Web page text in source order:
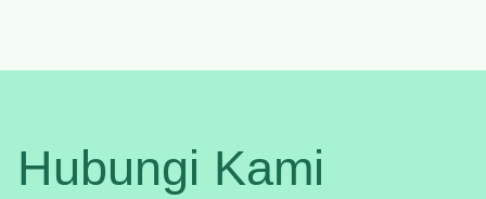
Hubungi Kami